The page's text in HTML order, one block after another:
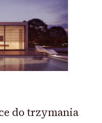
do trzymania